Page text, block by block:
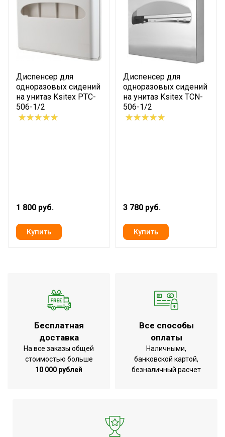
Диспенсер для
одноразовых сидений
на унитаз Ksitex PTC-
506-1/2
1 800 руб.
Диспенсер для
одноразовых сидений
на унитаз Ksitex TCN-
506-1/2
3 780 руб.
Бесплатная
доставка
На все заказы общей
стоимостью больше
10 000 рублей
Все способы
оплаты
Наличными,
банковской картой,
безналичный расчет